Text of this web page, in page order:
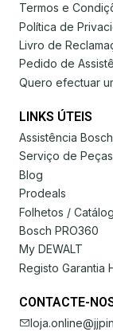
Termos e
Política de
Livro de
Pedido de
Quero efectuar
LINKS ÚTEIS
Assistência
Serviço de
Blog
Prodeals
Folhetos /
Bosch PRO360
My DEWALT
Registo Garantia
CONTACTE-